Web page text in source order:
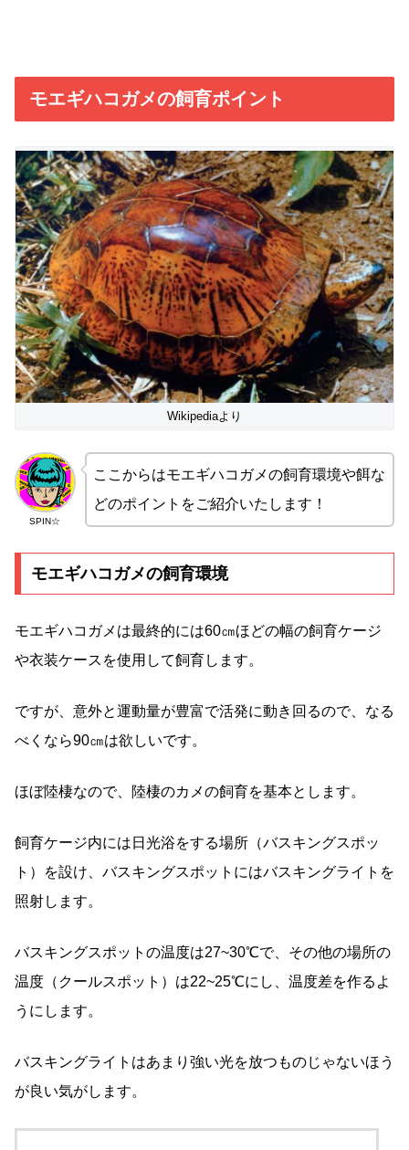
モエギハコガメの飼育ポイント
Wikipediaより
SPIN☆
ここからはモエギハコガメの飼育環境や餌な
どのポイントをご紹介いたします！
モエギハコガメの飼育環境
モエギハコガメは最終的には60㎝ほどの幅の飼育ケージ
や衣装ケースを使用して飼育します。
ですが、意外と運動量が豊富で活発に動き回るので、なる
べくなら90㎝は欲しいです。
ほぼ陸棲なので、陸棲のカメの飼育を基本とします。
飼育ケージ内には日光浴をする場所（バスキングスポッ
ト）を設け、バスキングスポットにはバスキングライトを
照射します。
バスキングスポットの温度は27~30℃で、その他の場所の
温度（クールスポット）は22~25℃にし、温度差を作るよ
うにします。
バスキングライトはあまり強い光を放つものじゃないほう
が良い気がします。